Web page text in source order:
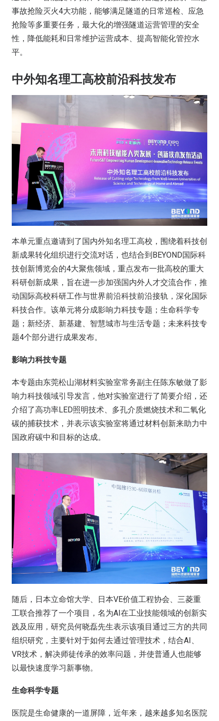
事故抢险灭火4大功能，能够满足隧道的日常巡检、应急
抢险等多重要任务，最大化的增强隧道运营管理的安全
性，降低能耗和日常维护运营成本、提高智能化管控水
平。
中外知名理工高校前沿科技发布
本单元重点邀请到了国内外知名理工高校，围绕着科技创
新成果转化组织进行交流对话，也结合到BEYOND国际科
技创新博览会的4大聚焦领域，重点发布一批高校的重大
科研创新成果，旨在进一步加强国内外人才交流合作，推
动国际高校科研工作与世界前沿科技前沿接轨，深化国际
科技合作。该单元将分成影响力科技专题；生命科学专
题；新经济、新基建、智慧城市与生活专题；未来科技专
题4个部分进行成果发布。
影响力科技专题
本专题由东莞松山湖材料实验室常务副主任陈东敏做了影
响力科技领域引导发言，他对实验室进行了简要介绍，还
介绍了高功率LED照明技术、多孔介质燃烧技术和二氧化
碳的捕获技术，并表示该实验室将通过材料创新来助力中
国政府碳中和目标的达成。
随后，日本立命馆大学、日本VE价值工程协会、三菱重
工联合推荐了一个项目，名为AI在工业技能领域的创新实
践及应用，研究员何晓磊先生表示该项目通过三方的共同
组织研究，主要针对于如何去通过管理技术，结合AI、
VR技术，解决师徒传承的效率问题，并使普通人也能够
以最快速度学习新事物。
生命科学专题
医院是生命健康的一道屏障，近年来，越来越多知名医院